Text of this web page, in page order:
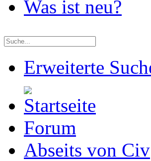
Was ist neu?
Erweiterte
Forum
Abseits von Civ